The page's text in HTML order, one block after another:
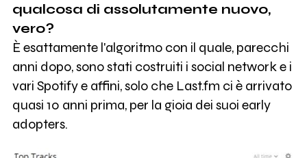
qualcosa di assolutamente nuovo,
vero?
È esattamente l'algoritmo con il quale, parecchi
anni dopo, sono stati costruiti i social network e i
vari Spotify e affini, solo che Last.fm ci è arrivato
quasi 10 anni prima, per la gioia dei suoi early
adopters.